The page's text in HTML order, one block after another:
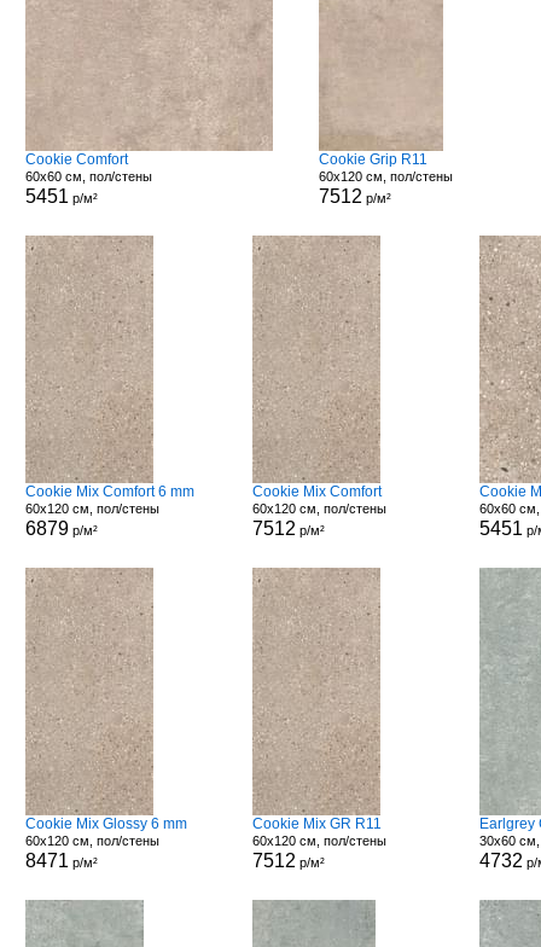
Cookie Comfort
60x60 см, пол/стены
5451 р/м²
Cookie Grip R11
60x120 см, пол/стены
7512 р/м²
Cookie Mix Comfort 6 mm
60x120 см, пол/стены
6879р/м²
Cookie Mix Comfort
60x120 см, пол/стены
7512 р/м²
Cookie
60x60
5451 р/
Cookie Mix Glossy 6 mm
60x120 см, пол/стены
8471 р/м²
Cookie Mix GR R11
60x120 см, пол/стены
7512 р/м²
Earlgrey
30x60
4732 р/